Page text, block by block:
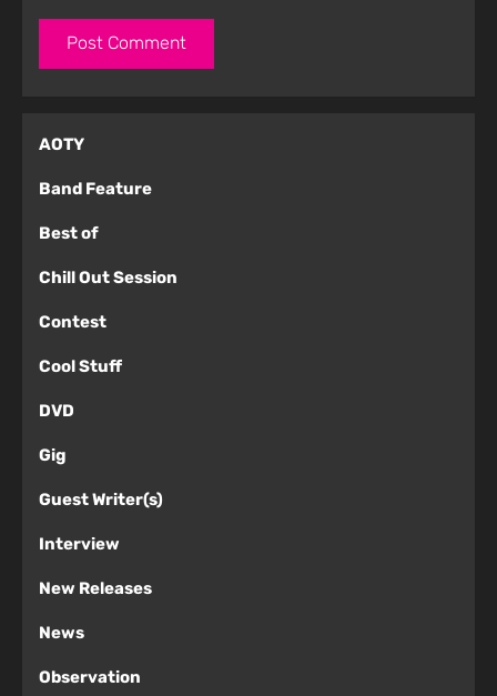
AOTY
Band Feature
Best of
Chill Out Session
Contest
Cool Stuff
DVD
Gig
Guest Writer(s)
Interview
New Releases
News
Observation